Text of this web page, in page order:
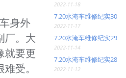
身外
厂。大
就要更
受。
2022-11-18
7.20水淹车维修纪实30
2022-11-17
7.20水淹车维修纪实29
2022-11-14
7.20水淹车维修纪实28
2022-11-12